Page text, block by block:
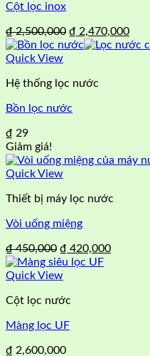
Cột lọc inox
₫2,500,000 Giá
gốc
₫ 2,470,000Giá
hiện
Quick View
Hệ thống lọc nước
Bồn lọc nước
₫ 29
Giảm giá!
Quick View
Thiết bị máy lọc nước
Vòi uống miệng
₫450,000 Giá
gốc
là:
₫ 420,000Giá
Quick View
Cột lọc nước
Màng lọc UF
₫ 2,600,000